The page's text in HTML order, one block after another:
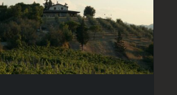
Prime
Alture